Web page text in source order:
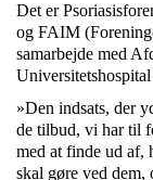
Det er
og FAIM
samarbejde med
»Den indsats, der
de tilbud, vi har til
med at finde ud af,
skal gøre ved